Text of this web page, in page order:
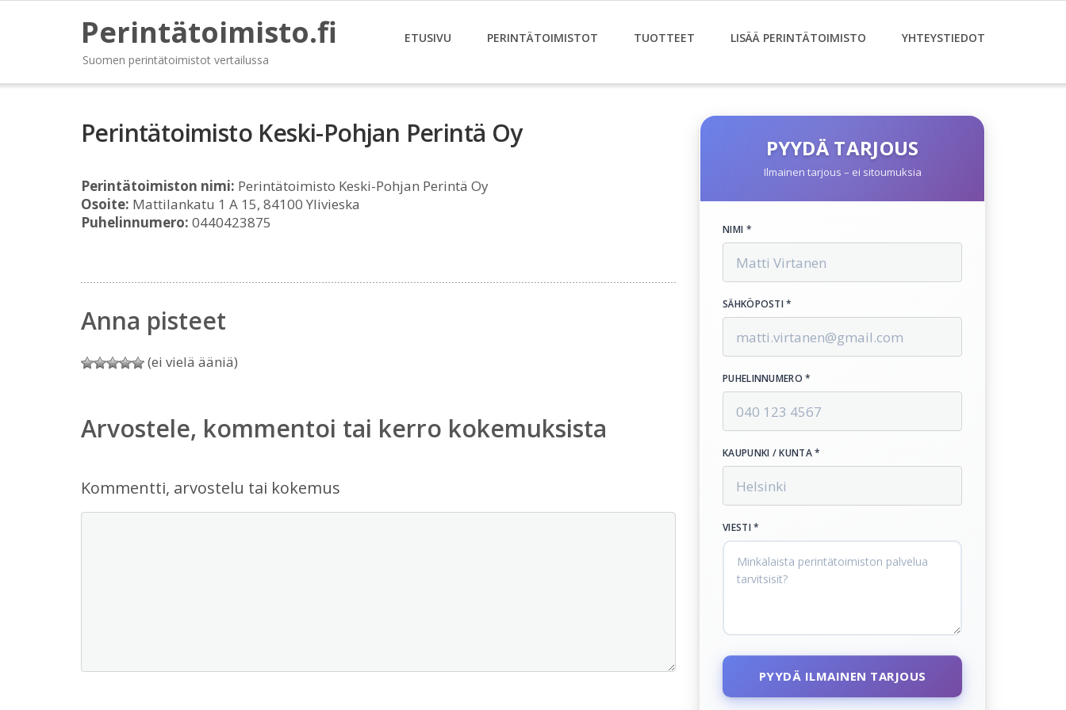
Perintätoimisto.fi
Suomen perintätoimistot vertailussa
ETUSIVU PERINTÄTOIMISTOT TUOTTEET LISÄÄ PERINTÄTOIMISTO YHTEYSTIEDOT
Perintätoimisto Keski-Pohjan Perintä Oy
Perintätoimiston nimi: Perintätoimisto Keski-Pohjan Perintä Oy
Osoite: Mattilankatu 1 A 15, 84100 Ylivieska
Puhelinnumero: 0440423875
Anna pisteet
(ei vielä ääniä)
Arvostele, kommentoi tai kerro kokemuksista
Kommentti, arvostelu tai kokemus
PYYDÄ TARJOUS
Ilmainen tarjous – ei sitoumuksia
NIMI *
SÄHKÖPOSTI *
PUHELINNUMERO *
KAUPUNKI / KUNTA *
VIESTI *
PYYDÄ ILMAINEN TARJOUS